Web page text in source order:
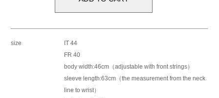
size
IT 44
FR 40
body width:46cm（adjustable with front strings）
sleeve length:63cm（the measurement from the neck
line to wrist）